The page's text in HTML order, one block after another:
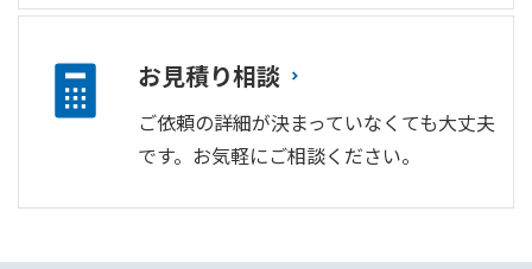
お見積り相談
ご依頼の詳細が決まっていなくても大丈夫
です。お気軽にご相談ください。